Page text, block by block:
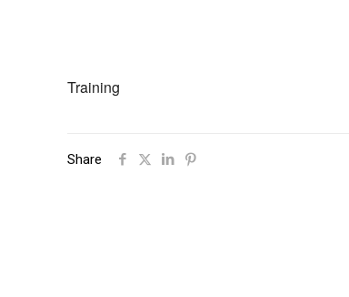
Training
Share